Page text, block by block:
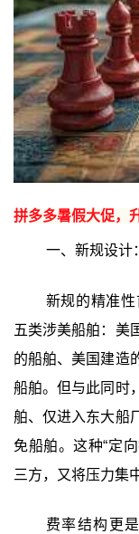
拼多多暑假大促，
一、新规设计
新规的精准
五类涉美船舶：美
的船舶、美国建造
船舶。但与此同时
舶、仅进入东大船
免船舶。这种“定
三方，又将压力集
费率结构更